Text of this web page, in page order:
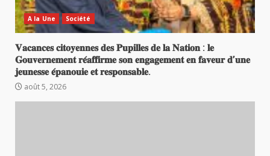
A la Une Société
𝐕𝐚𝐜𝐚𝐧𝐜𝐞𝐬 𝐜𝐢𝐭𝐨𝐲𝐞𝐧𝐧𝐞𝐬 𝐝𝐞𝐬 𝐏𝐮𝐩𝐢𝐥𝐥𝐞𝐬 𝐝𝐞 𝐥𝐚 𝐍𝐚𝐭𝐢𝐨𝐧 : 𝐥𝐞
𝐆𝐨𝐮𝐯𝐞𝐫𝐧𝐞𝐦𝐞𝐧𝐭 𝐫𝐞́𝐚𝐟𝐟𝐢𝐫𝐦𝐞 𝐬𝐨𝐧 𝐞𝐧𝐠𝐚𝐠𝐞𝐦𝐞𝐧𝐭 𝐞𝐧 𝐟𝐚𝐯𝐞𝐮𝐫 𝐝’𝐮𝐧𝐞
𝐣𝐞𝐮𝐧𝐞𝐬𝐬𝐞 𝐞́𝐩𝐚𝐧𝐨𝐮𝐢𝐞 𝐞𝐭 𝐫𝐞𝐬𝐩𝐨𝐧𝐬𝐚𝐛𝐥𝐞.
août 5, 2026